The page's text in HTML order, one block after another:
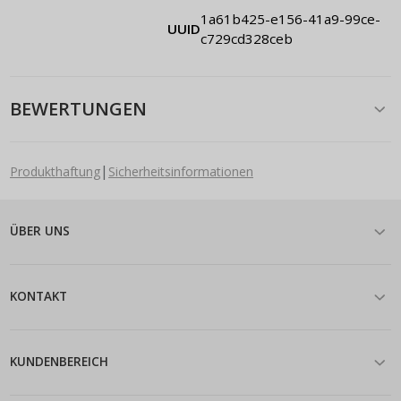
UUID
1a61b425-e156-41a9-99ce-
c729cd328ceb
BEWERTUNGEN
Produkthaftung| Sicherheitsinformationen
ÜBER UNS
KONTAKT
KUNDENBEREICH